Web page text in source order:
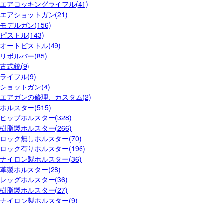
エアコッキングライフル(41)
エアショットガン(21)
モデルガン(156)
ピストル(143)
オートピストル(49)
リボルバー(85)
古式銃(9)
ライフル(9)
ショットガン(4)
エアガンの修理、カスタム(2)
ホルスター(515)
ヒップホルスター(328)
樹脂製ホルスター(266)
ロック無しホルスター(70)
ロック有りホルスター(196)
ナイロン製ホルスター(36)
革製ホルスター(28)
レッグホルスター(36)
樹脂製ホルスター(27)
ナイロン製ホルスター(9)